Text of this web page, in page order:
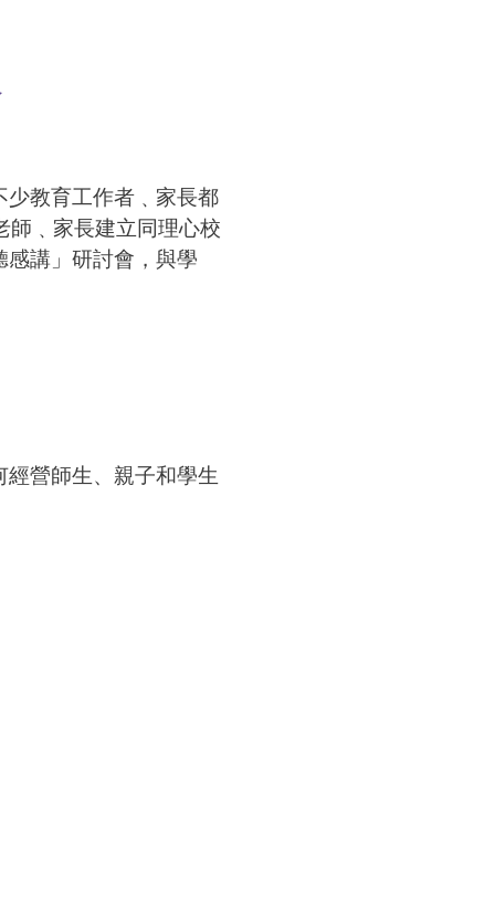
教育工作者﹑家長都
師﹑家長建立同理心校
講」研討會，與學
營師生、親子和學生